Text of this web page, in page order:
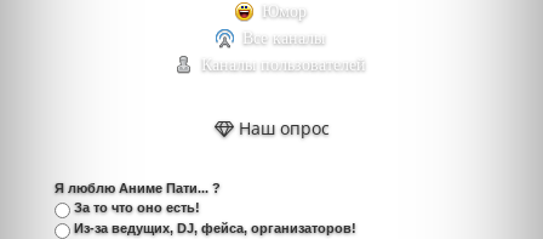
Юмор
Все каналы
Каналы пользователей
Наш опрос
Я люблю Аниме Пати... ?
За то что оно есть!
Из-за ведущих, DJ, фейса, организаторов!